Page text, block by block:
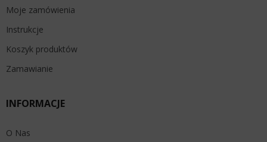
Moje zamówienia
Instrukcje
Koszyk produktów
Zamawianie
INFORMACJE
O Nas